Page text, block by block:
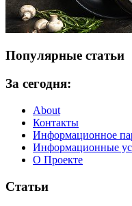
Популярные статьи
За сегодня:
About
Контакты
Информационное
Информационные
О Проекте
Статьи